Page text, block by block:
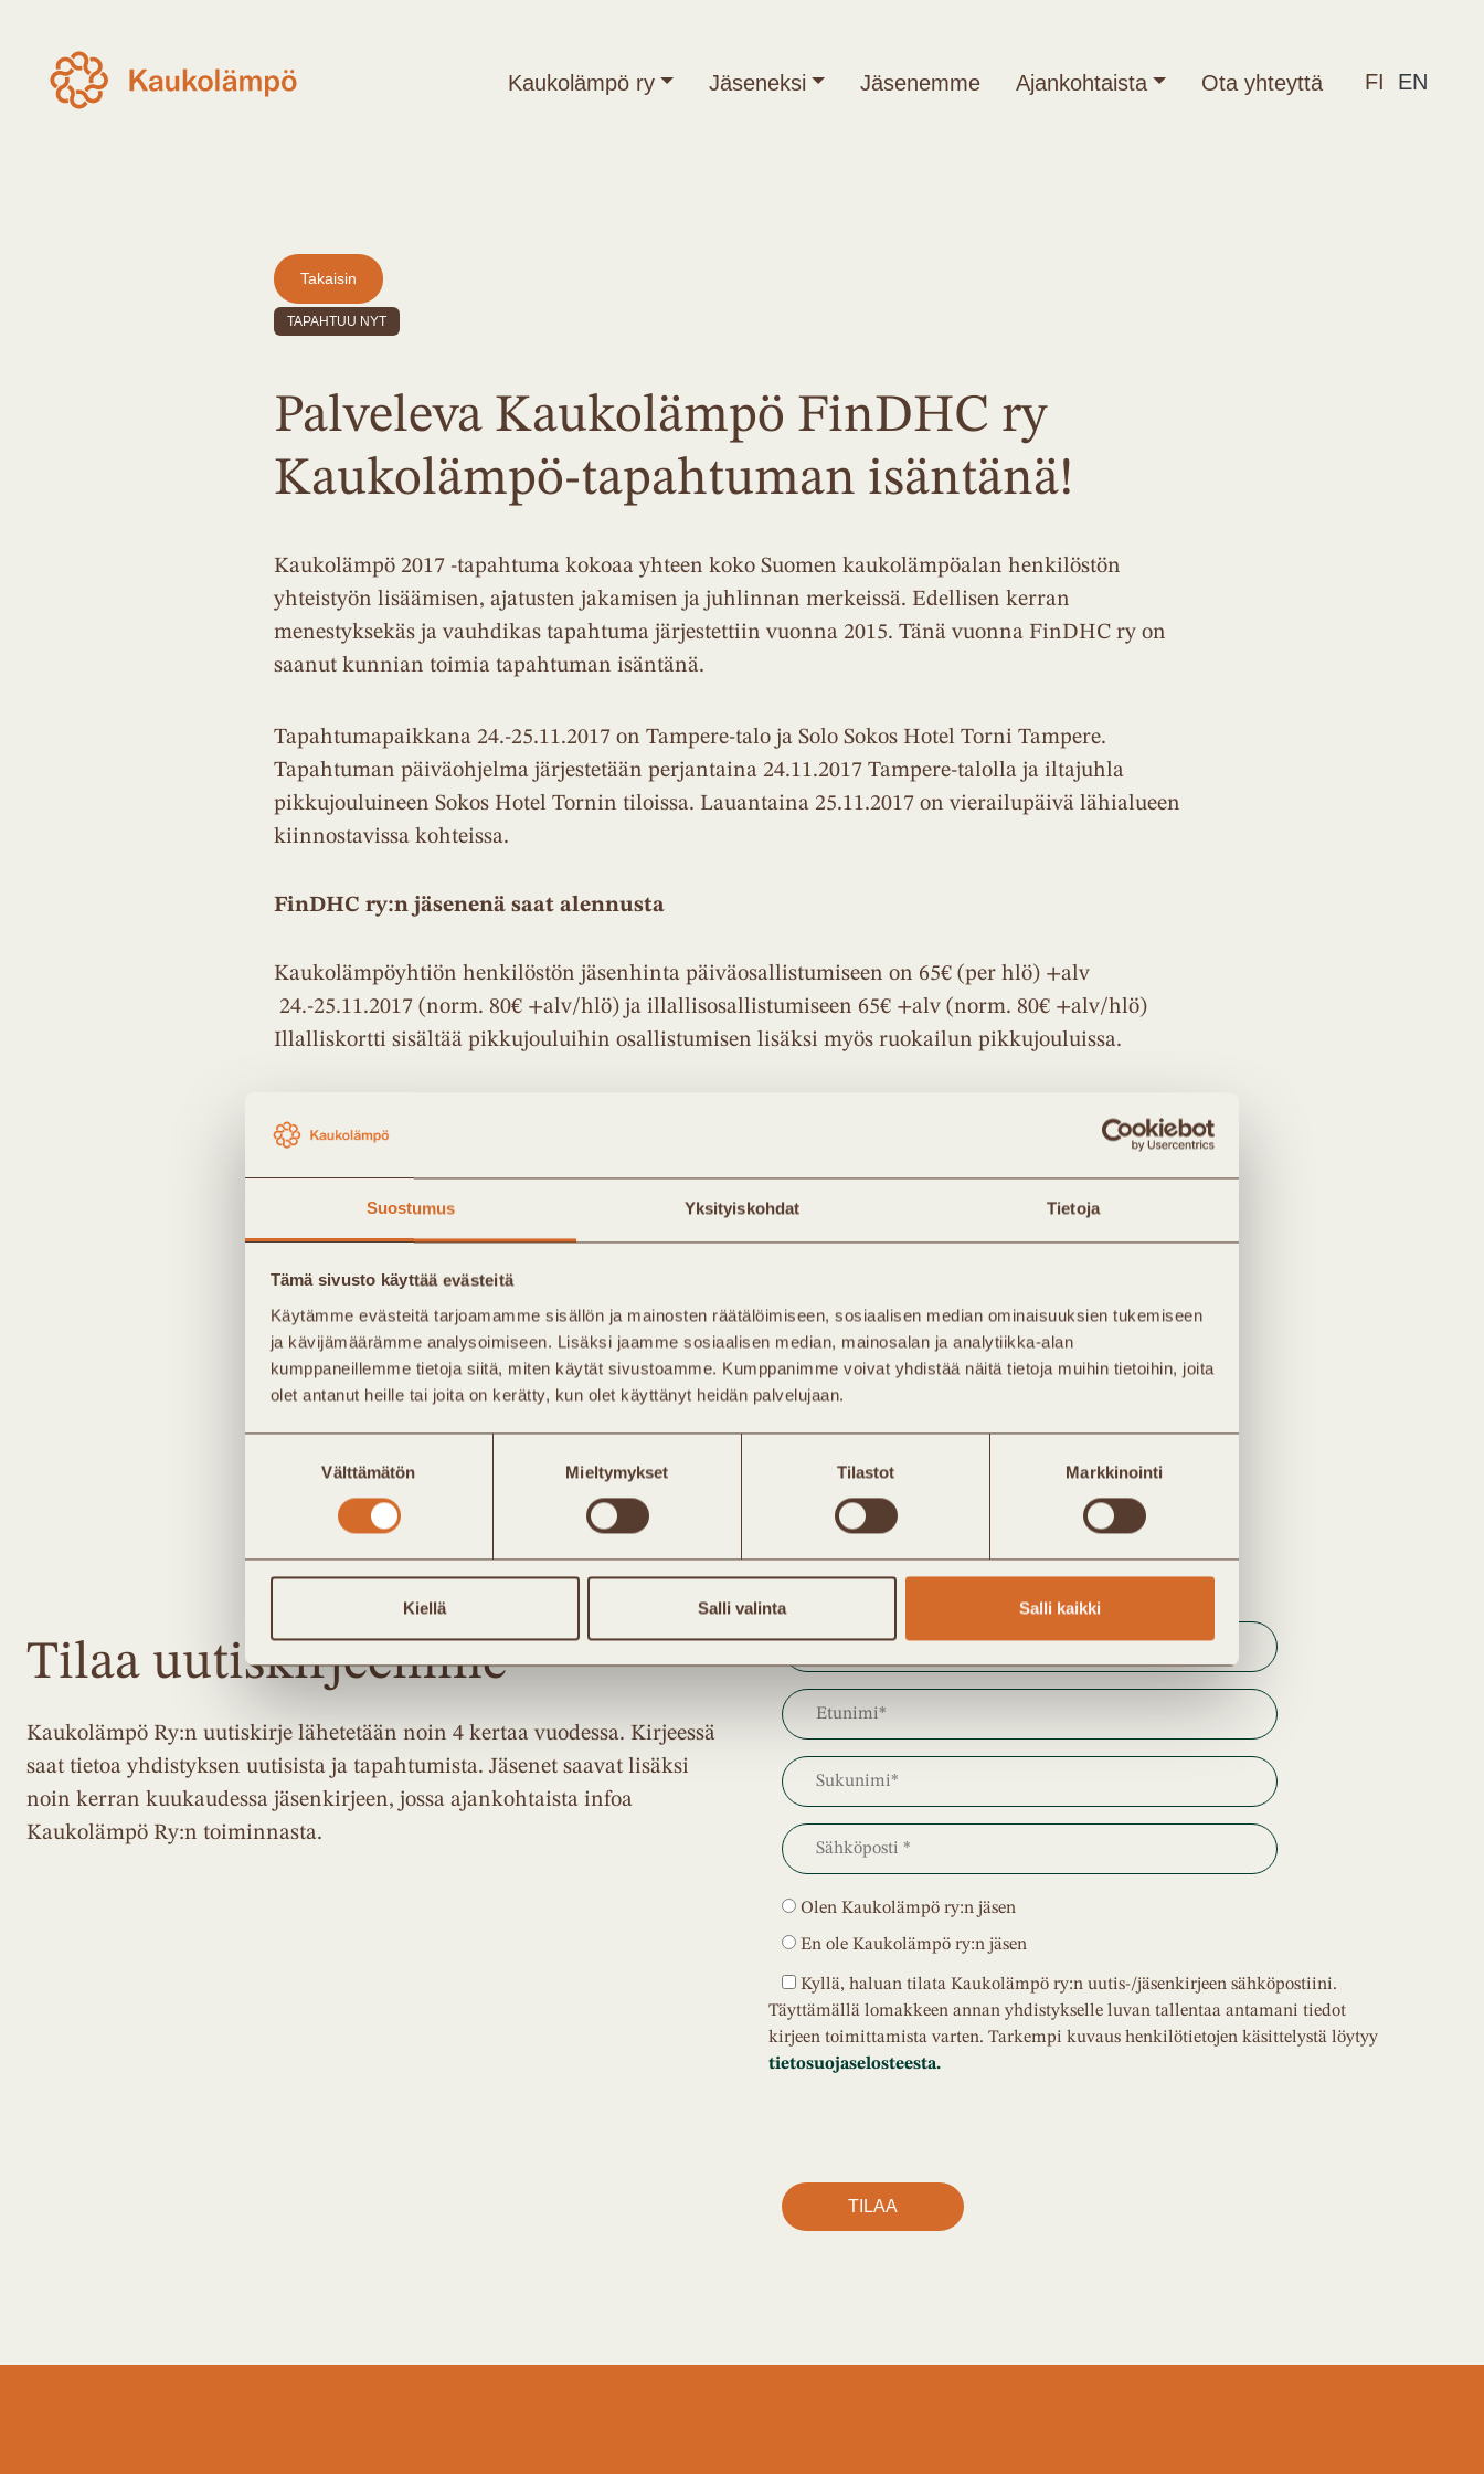
Suostumus Yksityiskohdat Tietoja
Tämä sivusto käyttää evästeitä
Käytämme evästeitä tarjoamamme sisällön ja mainosten räätälöimiseen, sosiaalisen median ominaisuuksien tukemiseen
ja kävijämäärämme analysoimiseen. Lisäksi jaamme sosiaalisen median, mainosalan ja analytiikka-alan
kumppaneillemme tietoja siitä, miten käytät sivustoamme. Kumppanimme voivat yhdistää näitä tietoja muihin tietoihin, joita
olet antanut heille tai joita on kerätty, kun olet käyttänyt heidän palvelujaan.
Välttämätön Mieltymykset Tilastot Markkinointi
Kiellä Salli valinta Salli kaikki
Kaukolämpö ry Jäseneksi Jäsenemme Ajankohtaista Ota yhteyttä FI EN
Takaisin
TAPAHTUU NYT
Palveleva Kaukolämpö FinDHC ry
Kaukolämpö-tapahtuman isäntänä!
Kaukolämpö 2017 -tapahtuma kokoaa yhteen koko Suomen kaukolämpöalan henkilöstön
yhteistyön lisäämisen, ajatusten jakamisen ja juhlinnan merkeissä. Edellisen kerran
menestyksekäs ja vauhdikas tapahtuma järjestettiin vuonna 2015. Tänä vuonna FinDHC ry on
saanut kunnian toimia tapahtuman isäntänä.
Tapahtumapaikkana 24.-25.11.2017 on Tampere-talo ja Solo Sokos Hotel Torni Tampere.
Tapahtuman päiväohjelma järjestetään perjantaina 24.11.2017 Tampere-talolla ja iltajuhla
pikkujouluineen Sokos Hotel Tornin tiloissa. Lauantaina 25.11.2017 on vierailupäivä lähialueen
kiinnostavissa kohteissa.
FinDHC ry:n jäsenenä saat alennusta
Kaukolämpöyhtiön henkilöstön jäsenhinta päiväosallistumiseen on 65€ (per hlö) +alv
24.-25.11.2017 (norm. 80€ +alv/hlö) ja illallisosallistumiseen 65€ +alv (norm. 80€ +alv/hlö)
Illalliskortti sisältää pikkujouluihin osallistumisen lisäksi myös ruokailun pikkujouluissa.
Sidosryhmäedustajan (muu kuin kaukolämpöyhtiön henkilöstö) jäsenhinta päiväosallistumisesta
on 250€ +alv (per hlö) 24.-25.11.2017 (norm. 300€/hlö) ja iltaosallistumisesta 250€ +alv 24.11.2017
(norm. 300€ +alv/hlö).
Kumppaneiden osallistuminen kuuluu kumppanipakettiin (kumppanuus sisältää tasosta riippuen
x-määrän osallistumispaikkoja omalle henkilöstölle/kutsuvieraille). Jäsenorganisaatiot saavat -10%
alennuksen kulta-, hopea-, pronssikumppanuuksien hinnoista.
Lisätiedot ilmoittautumisesta ja hinnoista
Ilmoittaudu mukaan ja hyödynnä jäsenalennukset!
Tilaa uutiskirjeemme
Kaukolämpö Ry:n uutiskirje lähetetään noin 4 kertaa vuodessa. Kirjeessä
saat tietoa yhdistyksen uutisista ja tapahtumista. Jäsenet saavat lisäksi
noin kerran kuukaudessa jäsenkirjeen, jossa ajankohtaista infoa
Kaukolämpö Ry:n toiminnasta.
Olen Kaukolämpö ry:n jäsen
En ole Kaukolämpö ry:n jäsen
Kyllä, haluan tilata Kaukolämpö ry:n uutis-/jäsenkirjeen sähköpostiini.
Täyttämällä lomakkeen annan yhdistykselle luvan tallentaa antamani tiedot
kirjeen toimittamista varten. Tarkempi kuvaus henkilötietojen käsittelystä löytyy
tietosuojaselosteesta.